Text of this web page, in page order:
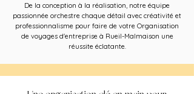
De la conception à la réalisation, notre équipe
passionnée orchestre chaque détail avec créativité et
professionnalisme pour faire de votre Organisation
de voyages d'entreprise à Rueil-Malmaison une
réussite éclatante.